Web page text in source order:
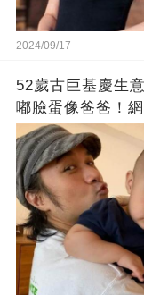
2024/09/17
52歲古巨基慶生
嘟臉蛋像爸爸！